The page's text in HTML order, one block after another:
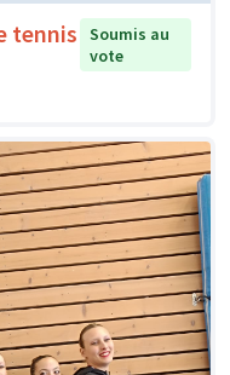
tennis
Soumis au
vote